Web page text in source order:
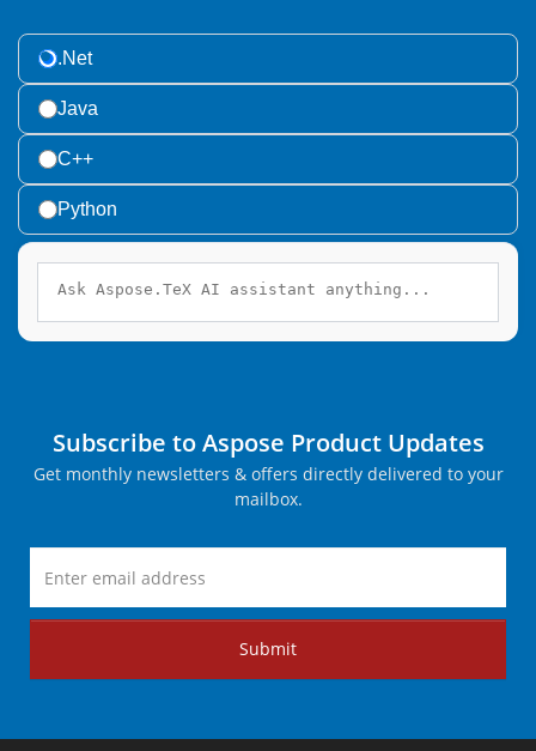
.Net
Java
C++
Python
Subscribe to Aspose Product Updates
Get monthly newsletters & offers directly delivered to your
mailbox.
Submit